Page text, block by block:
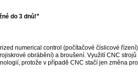
do 3 dnů!”
numerical control (počítačové číslicové
obrábění) a broušení. Využití CNC
protože v případě CNC stačí jen změna